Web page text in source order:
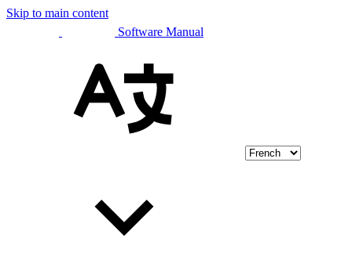
Skip to main content
Software Manual